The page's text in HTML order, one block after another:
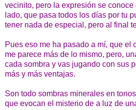
vecinito, pero la expresión se conoce
lado, que pasa todos los días por tu
tener nada de especial, pero al final
Pues eso me ha pasado a mí, que el
me parece más de lo mismo, pero,
cada sombra y vas jugando con sus
más y más ventajas.
Son todo sombras minerales en
que evocan el misterio de a luz de